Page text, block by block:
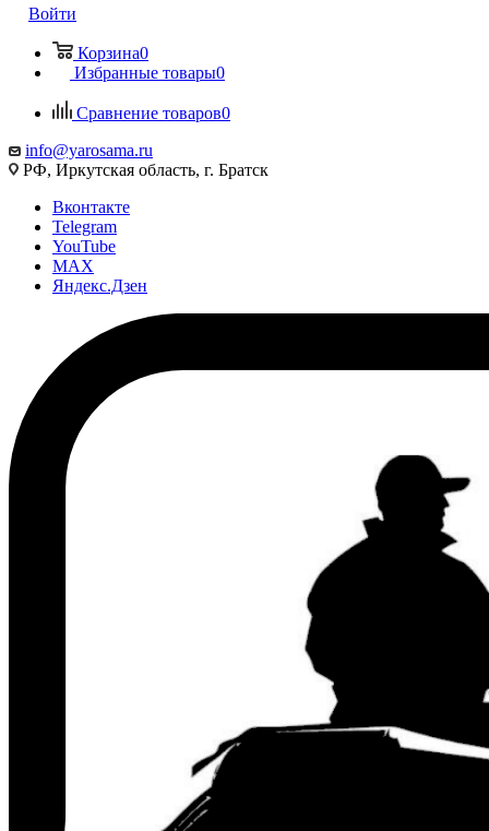
Войти
Корзина0
Избранные товары0
Сравнение товаров0
info@yarosama.ru
РФ, Иркутская область, г. Братск
Вконтакте
Telegram
YouTube
MAX
Яндекс.Дзен